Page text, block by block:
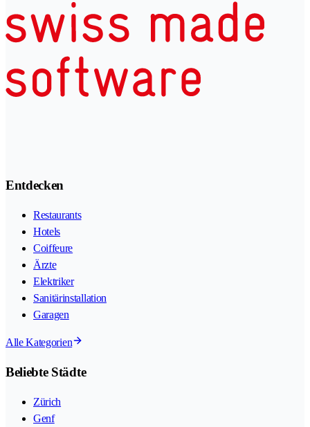
Entdecken
Restaurants
Hotels
Coiffeure
Ärzte
Elektriker
Sanitärinstallation
Garagen
Alle Kategorien
Beliebte Städte
Zürich
Genf